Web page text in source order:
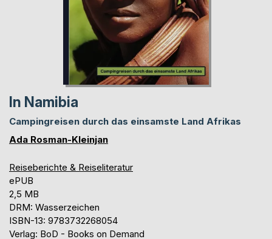
In Namibia
Campingreisen durch das einsamste Land Afrikas
Ada Rosman-Kleinjan
Reiseberichte & Reiseliteratur
ePUB
2,5 MB
DRM: Wasserzeichen
ISBN-13: 9783732268054
Verlag: BoD - Books on Demand